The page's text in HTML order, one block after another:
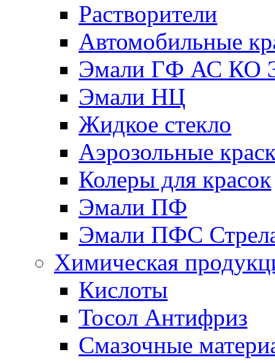
Растворители
Автомобильные
Эмали ГФ АС КО
Эмали НЦ
Жидкое стекло
Аэрозольные
Колеры для красок
Эмали ПФ
Эмали ПФС
Химическая
Кислоты
Тосол Антифриз
Смазочные